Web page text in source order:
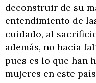
deconstruir de su
entendimiento de
cuidado, al
además, no hacía
pues es lo que han
mujeres en este